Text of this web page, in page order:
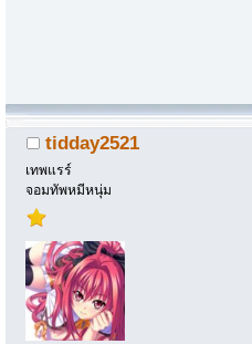
tidday2521
เทพแรร์
จอมทัพหมีหนุ่ม